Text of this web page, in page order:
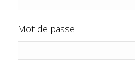
Mot de passe